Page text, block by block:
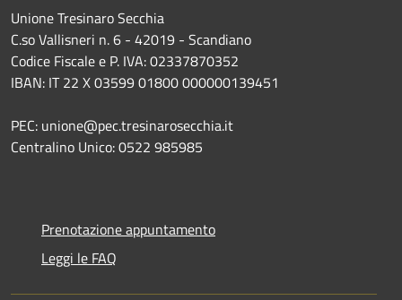
Unione Tresinaro Secchia
C.so Vallisneri n. 6 - 42019 - Scandiano
Codice Fiscale e P. IVA: 02337870352
IBAN: IT 22 X 03599 01800 000000139451
PEC: unione@pec.tresinarosecchia.it
Centralino Unico: 0522 985985
Prenotazione appuntamento
Leggi le FAQ